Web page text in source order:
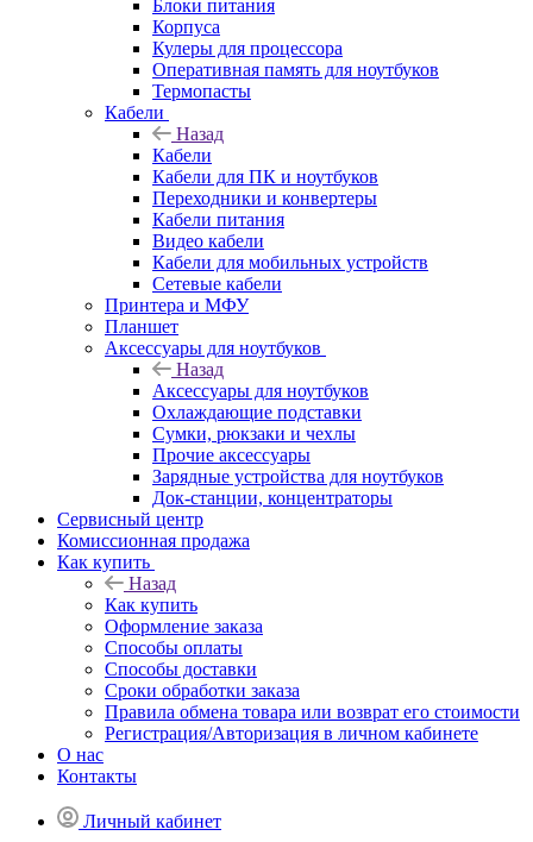
Блоки питания
Корпуса
Кулеры для процессора
Оперативная память для ноутбуков
Термопасты
Кабели
Назад
Кабели
Кабели для ПК и ноутбуков
Переходники и конвертеры
Кабели питания
Видео кабели
Кабели для мобильных устройств
Сетевые кабели
Принтера и МФУ
Планшет
Аксессуары для ноутбуков
Назад
Аксессуары для ноутбуков
Охлаждающие подставки
Сумки, рюкзаки и чехлы
Прочие аксессуары
Зарядные устройства для ноутбуков
Док-станции, концентраторы
Сервисный центр
Комиссионная продажа
Как купить
Назад
Как купить
Оформление заказа
Способы оплаты
Способы доставки
Сроки обработки заказа
Правила обмена товара или возврат его стоимости
Регистрация/Авторизация в личном кабинете
О нас
Контакты
Личный кабинет